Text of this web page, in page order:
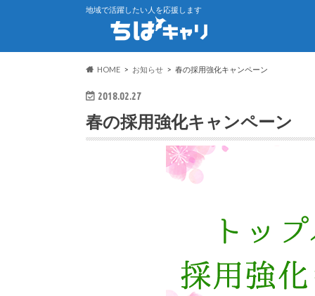
地域で活躍したい人を応援します
HOME お知らせ 春の採用強化キャンペーン
2018.02.27
春の採用強化キャンペーン